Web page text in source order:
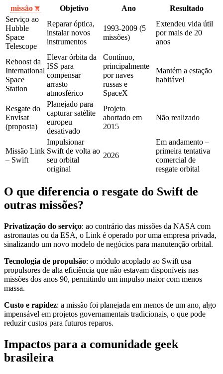
missão Objetivo Ano
Resultado
Serviço ao
Hubble
Space
Telescope
Reparar óptica,
instalar novos
instrumentos
1993‑2009 (5
missões)
Extendeu vida útil
por mais de 20
anos
Reboost da
International
Space
Station
Elevar órbita da
ISS para
compensar
arrasto
atmosférico
Contínuo,
principalmente
por naves
russas e
SpaceX
Mantém a estação
habitável
Resgate do
Envisat
(proposta)
Planejado para
capturar satélite
europeu
desativado
Projeto
abortado em
2015
Não realizado
Missão Link
– Swift
Impulsionar
Swift de volta ao
seu orbital
original
2026
Em andamento –
primeira tentativa
comercial de
resgate orbital
O que diferencia o resgate do Swift de
outras missões?
Privatização do serviço: ao contrário das missões da NASA com
astronautas ou da ESA, o Link é operado por uma empresa privada,
sinalizando um novo modelo de negócios para manutenção orbital.
Tecnologia de propulsão: o módulo acoplado ao Swift usa
propulsores de alta eficiência que não estavam disponíveis nas
missões dos anos 90, permitindo um impulso maior com menos
massa.
Custo e rapidez: a missão foi planejada em menos de um ano, algo
impensável em projetos governamentais tradicionais, o que pode
reduzir custos para futuros reparos.
Impactos para a comunidade geek
brasileira